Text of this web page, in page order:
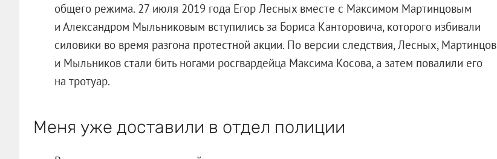
общего режима. 27 июля 2019 года Егор Лесных вместе с Максимом Мартинцовым
и Александром Мыльниковым вступились за Бориса Канторовича, которого избивали
силовики во время разгона протестной акции. По версии следствия, Лесных, Мартинцов
и Мыльников стали бить ногами росгвардейца Максима Косова, а затем повалили его
на тротуар.
Меня уже доставили в отдел полиции